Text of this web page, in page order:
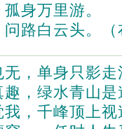
身万里游。
路白云头。（
，单身只影走
，绿水青山是
，千峰顶上视